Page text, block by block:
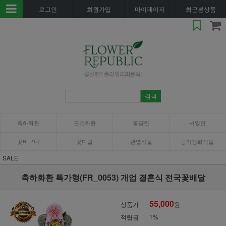
로그인 회원가입 마이페이지 최근본상품
축하화환 근조화환 동양란 서양란
꽃바구니 꽃다발 관엽식물 공기정화식물
SALE
축하화환 특가형(FR_0053) 개업 결혼식 전국꽃배달
상품가 55,000원
적립금
1%